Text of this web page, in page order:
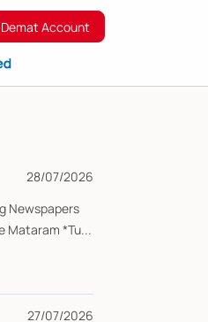
Account
28/07/2026
Newspapers
Mataram *Tu...
27/07/2026